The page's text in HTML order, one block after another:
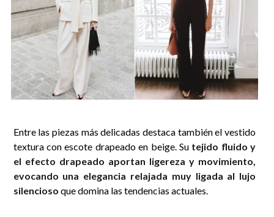
Entre las piezas más delicadas destaca también el vestido
textura con escote drapeado en beige. Su tejido fluido y
el efecto drapeado aportan ligereza y movimiento,
evocando una elegancia relajada muy ligada al lujo
silencioso que domina las tendencias actuales.